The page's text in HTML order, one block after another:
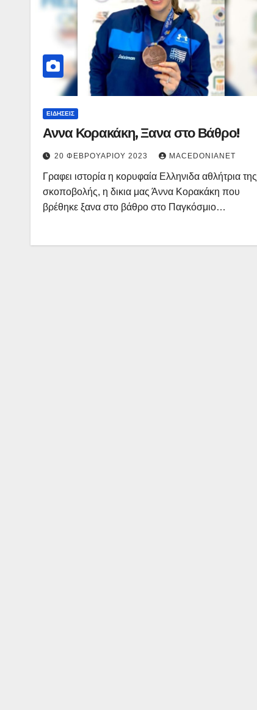
ΕΙΔΉΣΕΙΣ
Αννα Κορακάκη, Ξανα στο Βάθρο!
20 ΦΕΒΡΟΥΑΡΊΟΥ 2023 MACEDONIANET
Γραφει ιστορία η κορυφαία Ελληνιδα αθλήτρια της
σκοποβολής, η δικια μας Άννα Κορακάκη που
βρέθηκε ξανα στο βάθρο στο Παγκόσμιο…